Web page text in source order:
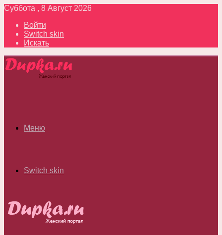
Суббота , 8 Август 2026
Войти
Switch skin
Искать
Меню
Switch skin